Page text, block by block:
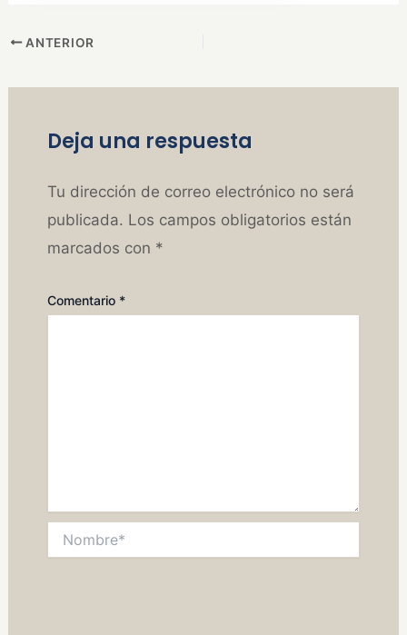
ANTERIOR
Deja una respuesta
Tu dirección de correo electrónico no será
publicada. Los campos obligatorios están
marcados con *
Comentario *